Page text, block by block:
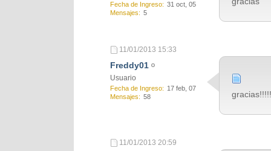
Fecha de Ingreso
31 oct, 05
Mensajes
5
11/01/2013 15:33
Freddy01
Usuario
Fecha de Ingreso
17 feb, 07
Mensajes
58
11/01/2013 20:59